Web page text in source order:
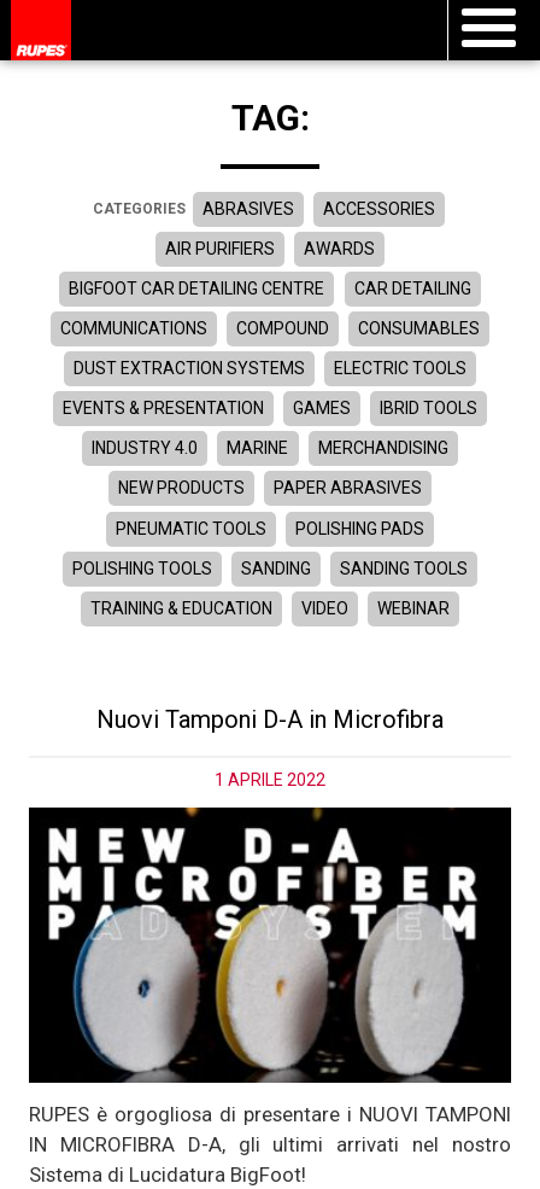
TAG:
CATEGORIES ABRASIVES ACCESSORIES
AIR PURIFIERS AWARDS
BIGFOOT CAR DETAILING CENTRE CAR DETAILING
COMMUNICATIONS COMPOUND CONSUMABLES
DUST EXTRACTION SYSTEMS ELECTRIC TOOLS
EVENTS & PRESENTATION GAMES IBRID TOOLS
INDUSTRY 4.0 MARINE MERCHANDISING
NEW PRODUCTS PAPER ABRASIVES
PNEUMATIC TOOLS POLISHING PADS
POLISHING TOOLS SANDING SANDING TOOLS
TRAINING & EDUCATION VIDEO WEBINAR
Nuovi Tamponi D-A in Microfibra
1 APRILE 2022
RUPES è orgogliosa di presentare i NUOVI TAMPONI
IN MICROFIBRA D-A, gli ultimi arrivati nel nostro
Sistema di Lucidatura BigFoot!